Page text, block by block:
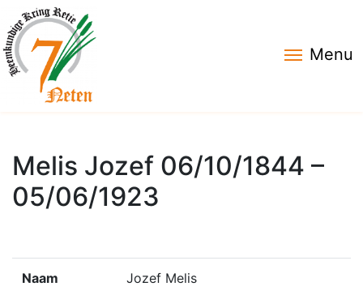
Menu
Melis Jozef 06/10/1844 –
05/06/1923
Naam Jozef Melis